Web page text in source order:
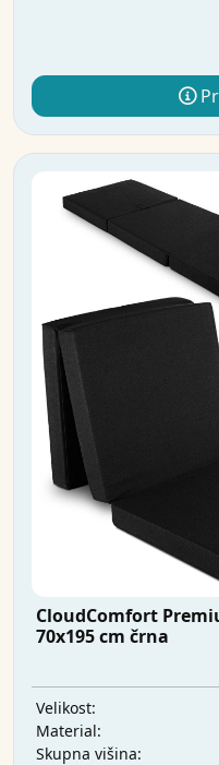
CloudComfort
70x195 cm črna
Velikost:
Material:
Skupna višina: